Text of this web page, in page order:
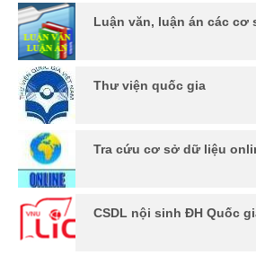
Luận văn, luận án các cơ
Thư viện quốc gia
Tra cứu cơ sở dữ liệu
CSDL nội sinh ĐH Quốc